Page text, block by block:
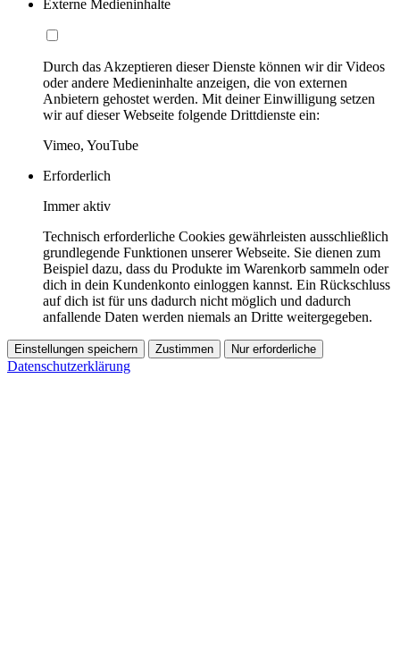
Externe Medieninhalte
Durch das Akzeptieren dieser Dienste können wir dir Videos
oder andere Medieninhalte anzeigen, die von externen
Anbietern gehostet werden. Mit deiner Einwilligung setzen
wir auf dieser Webseite folgende Drittdienste ein:
Vimeo, YouTube
Erforderlich
Immer aktiv
Technisch erforderliche Cookies gewährleisten ausschließlich
grundlegende Funktionen unserer Webseite. Sie dienen zum
Beispiel dazu, dass du Produkte im Warenkorb sammeln oder
dich in dein Kundenkonto einloggen kannst. Ein Rückschluss
auf dich ist für uns dadurch nicht möglich und dadurch
anfallende Daten werden niemals an Dritte weitergegeben.
Einstellungen speichern Zustimmen Nur erforderliche
Datenschutzerklärung